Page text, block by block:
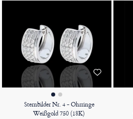
Sternbilder Nr. 4 - Ohrringe
Weißgold 750 (18K)